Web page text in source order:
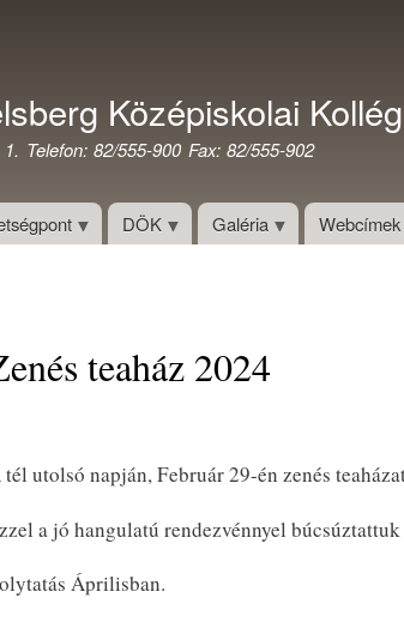
Középiskolai
Telefon: 82/555-900 Fax: 82/555-902
DÖK Galéria Webcímek
teaház 2024
tél utolsó napján, Február 29-én zenés
a jó hangulatú rendezvénnyel búcsúztattuk
Áprilisban.